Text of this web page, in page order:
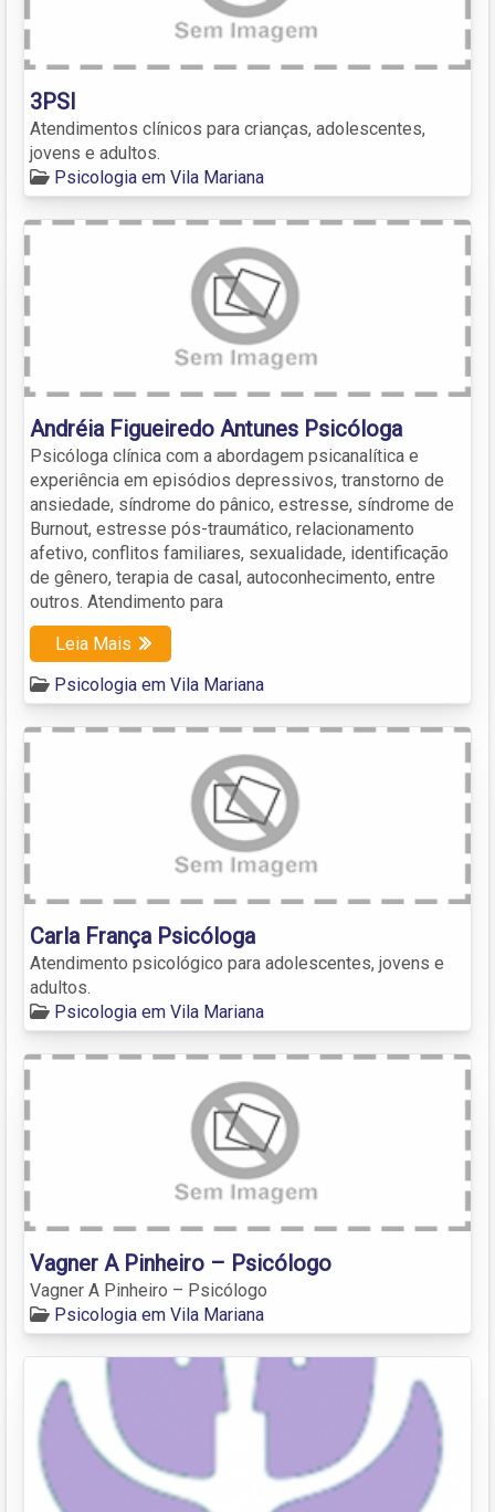
3PSI
Atendimentos clínicos para crianças, adolescentes,
jovens e adultos.
Psicologia em Vila Mariana
Andréia Figueiredo Antunes Psicóloga
Psicóloga clínica com a abordagem psicanalítica e
experiência em episódios depressivos, transtorno de
ansiedade, síndrome do pânico, estresse, síndrome de
Burnout, estresse pós-traumático, relacionamento
afetivo, conflitos familiares, sexualidade, identificação
de gênero, terapia de casal, autoconhecimento, entre
outros. Atendimento para
Leia Mais
Psicologia em Vila Mariana
Carla França Psicóloga
Atendimento psicológico para adolescentes, jovens e
adultos.
Psicologia em Vila Mariana
Vagner A Pinheiro – Psicólogo
Vagner A Pinheiro – Psicólogo
Psicologia em Vila Mariana